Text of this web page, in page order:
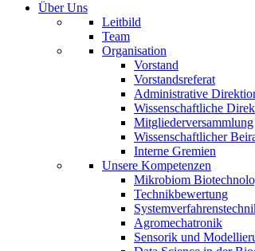
Über Uns
Leitbild
Team
Organisation
Vorstand
Vorstandsreferat
Administrative
Wissenschaftliche
Mitgliederversammlung
Wissenschaftlicher
Interne Gremien
Unsere Kompetenzen
Mikrobiom
Technikbewertung
Agromechatronik
Sensorik und